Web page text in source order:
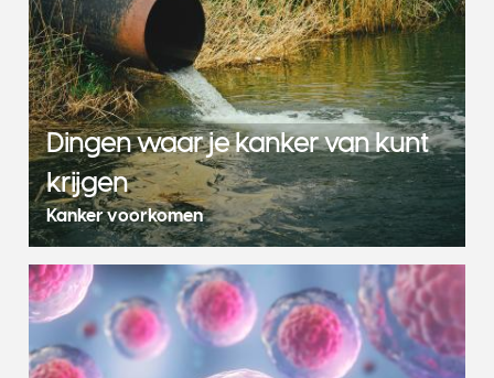
Dingen waar je kanker van kunt
krijgen
Kanker voorkomen